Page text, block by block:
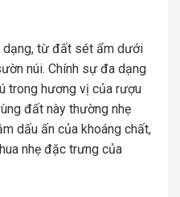
từ đất sét ẩm dưới
núi. Chính sự đa dạng
trong hương vị của rượu
đất này thường nhẹ
dấu ấn của khoáng chất,
nhẹ đặc trưng của